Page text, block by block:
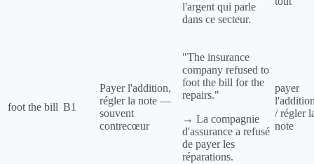
l'argent qui parle
dans ce secteur.
foot the bill B1
Payer l'addition,
régler la note —
souvent
contrecœur
"The insurance
company refused to
foot the bill for the
repairs."
→ La compagnie
d'assurance a refusé
de payer les
réparations.
payer
/ régler
note